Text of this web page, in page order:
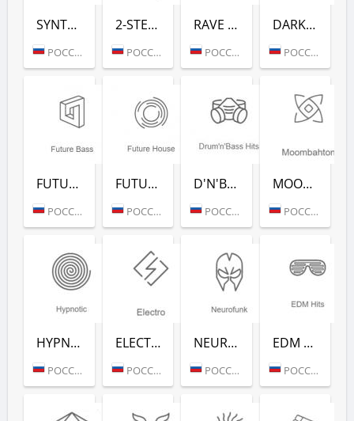
SYNTHWAVE (РАДИО РЕКОРД)
РОССИЯ (МОСКВА)
2-STEP (РАДИО РЕКОРД)
РОССИЯ (МОСКВА)
RAVE FM (РАДИО РЕКОРД)
РОССИЯ (МОСКВА)
DARKSIDE (РАДИО РЕКОРД)
РОССИЯ (МОСКВА)
FUTURE BASS (РАДИО РЕКОРД)
РОССИЯ (МОСКВА)
FUTURE HOUSE (РАДИО РЕКОРД)
РОССИЯ (МОСКВА)
D'N'B CLASSICS (РАДИО РЕКОРД)
РОССИЯ (МОСКВА)
MOOMBAHTON (РАДИО РЕКОРД)
РОССИЯ (МОСКВА)
HYPNOTIC (РАДИО РЕКОРД)
РОССИЯ (МОСКВА)
ELECTRO (РАДИО РЕКОРД)
РОССИЯ (МОСКВА)
NEUROFUNK (РАДИО РЕКОРД)
РОССИЯ (МОСКВА)
EDM CLASSICS (РАДИО РЕКОРД)
РОССИЯ (МОСКВА)